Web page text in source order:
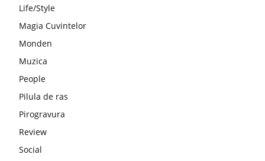
Life/Style
Magia Cuvintelor
Monden
Muzica
People
Pilula de ras
Pirogravura
Review
Social